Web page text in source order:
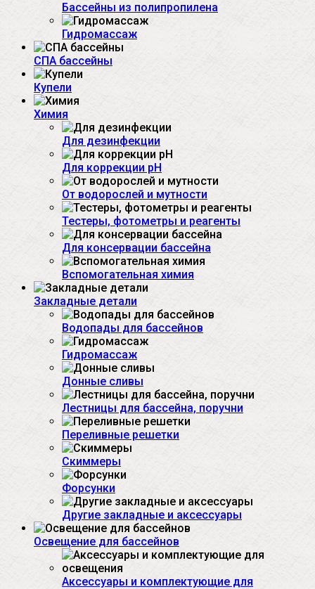
Бассейны из полипропилена
Гидромассаж
СПА бассейны
Купели
Химия
Для дезинфекции
Для коррекции рH
От водорослей и мутности
Тестеры, фотометры и реагенты
Для консервации бассейна
Вспомогательная химия
Закладные детали
Водопады для бассейнов
Гидромассаж
Донные сливы
Лестницы для бассейна, поручни
Переливные решетки
Скиммеры
Форсунки
Другие закладные и аксессуары
Освещение для бассейнов
Аксессуары и комплектующие для